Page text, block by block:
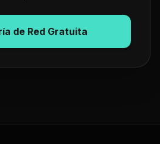
de Red Gratuita